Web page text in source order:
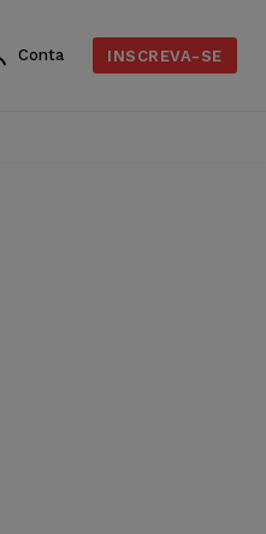
Conta INSCREVA-SE